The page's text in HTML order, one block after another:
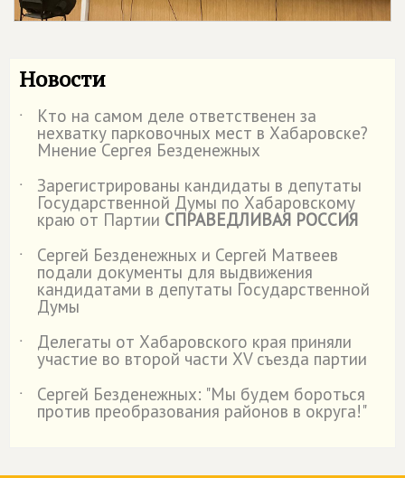
Новости
˙ Кто на самом деле ответственен за
нехватку парковочных мест в Хабаровске?
Мнение Сергея Безденежных
˙
Зарегистрированы кандидаты в депутаты
Государственной Думы по Хабаровскому
краю от Партии СПРАВЕДЛИВАЯ РОССИЯ
˙
Сергей Безденежных и Сергей Матвеев
подали документы для выдвижения
кандидатами в депутаты Государственной
Думы
˙
Делегаты от Хабаровского края приняли
участие во второй части XV съезда партии
˙
Сергей Безденежных: "Мы будем бороться
против преобразования районов в округа!"